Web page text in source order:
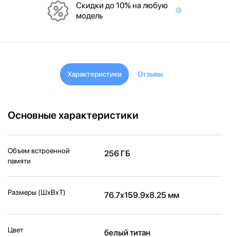
Скидки до 10% на любую
модель
Характеристики Отзывы
Основные характеристики
Объем встроенной
памяти
256 ГБ
Размеры (ШxВxТ) 76.7x159.9x8.25 мм
Цвет белый титан